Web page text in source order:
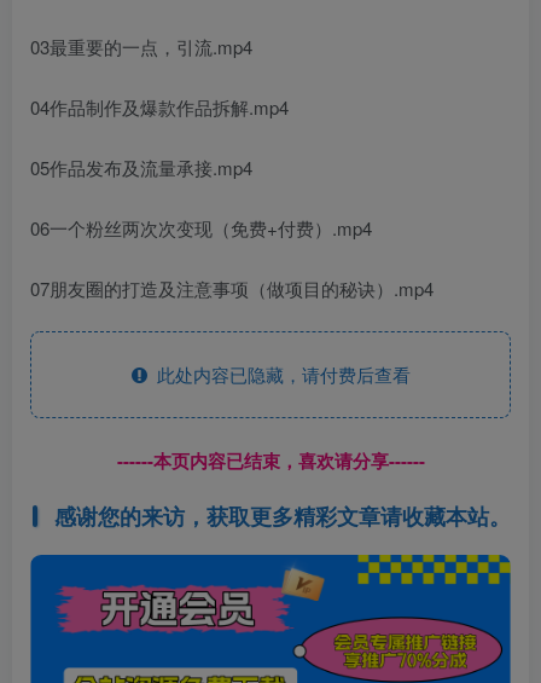
03最重要的一点，引流.mp4
04作品制作及爆款作品拆解.mp4
05作品发布及流量承接.mp4
06一个粉丝两次次变现（免费+付费）.mp4
07朋友圈的打造及注意事项（做项目的秘诀）.mp4
此处内容已隐藏，请付费后查看
------本页内容已结束，喜欢请分享------
感谢您的来访，获取更多精彩文章请收藏本站。